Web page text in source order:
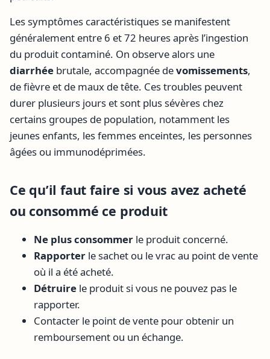
Les symptômes caractéristiques se manifestent
généralement entre 6 et 72 heures après l’ingestion
du produit contaminé. On observe alors une
diarrhée brutale, accompagnée devomissements,
de fièvre et de maux de tête. Ces troubles peuvent
durer plusieurs jours et sont plus sévères chez
certains groupes de population, notamment les
jeunes enfants, les femmes enceintes, les personnes
âgées ou immunodéprimées.
Ce qu’il faut faire si vous avez acheté
ou consommé ce produit
Ne plus consommer le produit concerné.
Rapporter le sachet ou le vrac au point de vente
où il a été acheté.
Détruire le produit si vous ne pouvez pas le
rapporter.
Contacter le point de vente pour obtenir un
remboursement ou un échange.